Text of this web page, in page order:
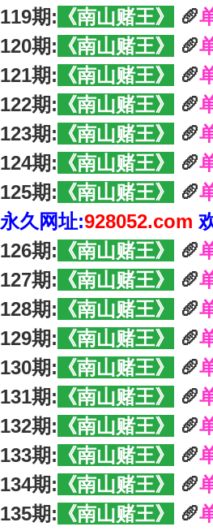
119期: 《南山赌王》 🥖
120期: 《南山赌王》 🥖
121期: 《南山赌王》 🥖
122期: 《南山赌王》 🥖
123期: 《南山赌王》 🥖
124期: 《南山赌王》 🥖
125期: 《南山赌王》 🥖
永久网址:928052.com
126期: 《南山赌王》 🥖
127期: 《南山赌王》 🥖
128期: 《南山赌王》 🥖
129期: 《南山赌王》 🥖
130期: 《南山赌王》 🥖
131期: 《南山赌王》 🥖
132期: 《南山赌王》 🥖
133期: 《南山赌王》 🥖
134期: 《南山赌王》 🥖
135期: 《南山赌王》 🥖